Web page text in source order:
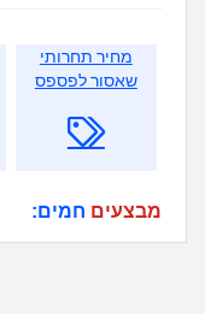
מחיר תחרותי
שאסור לפספס
מבצעים חמים: